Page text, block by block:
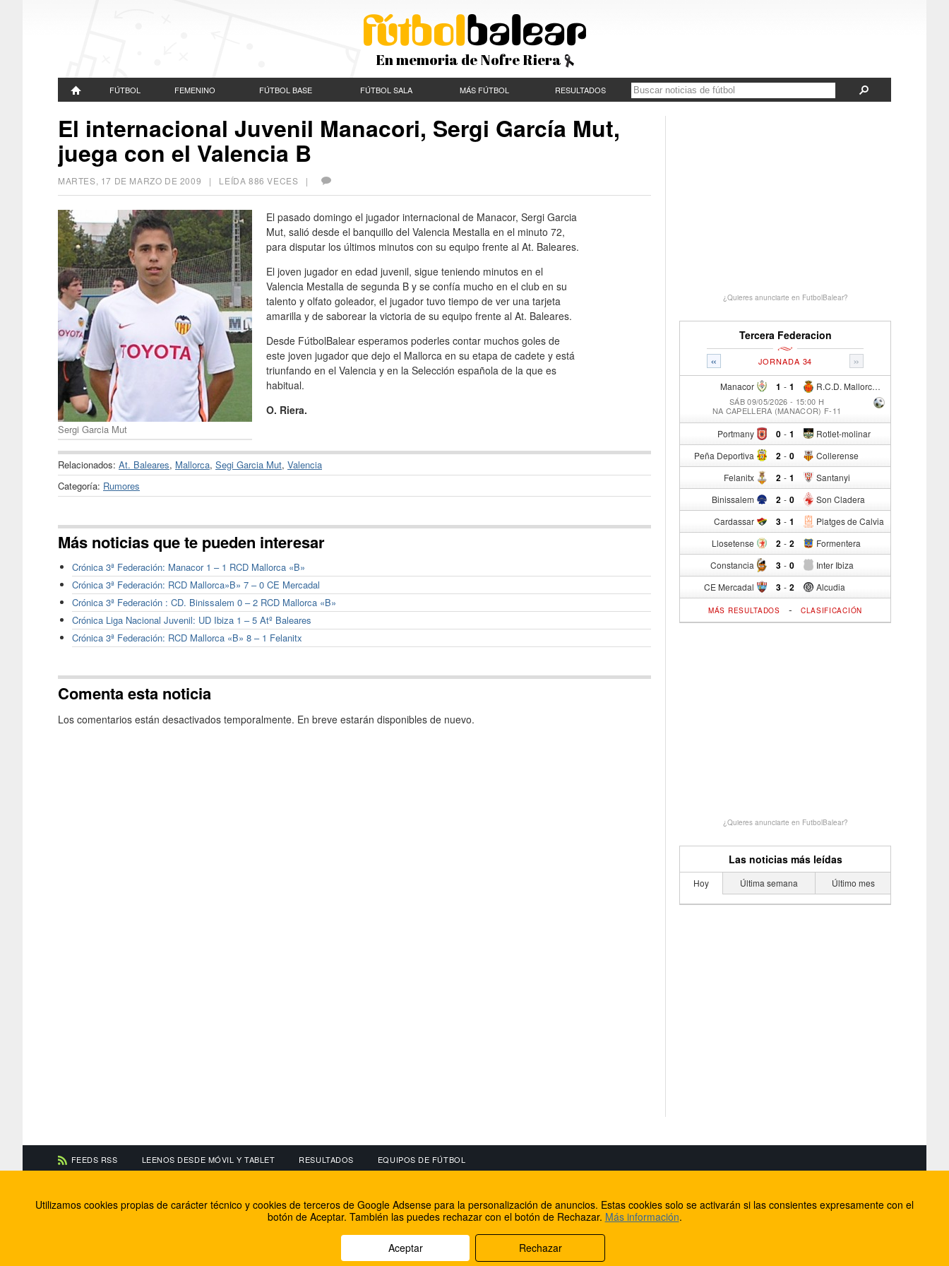
En memoria de Nofre Riera
FÚTBOL FEMENINO FÚTBOL BASE FÚTBOL SALA MÁS FÚTBOL RESULTADOS
El internacional Juvenil Manacori, Sergi García Mut,
juega con el Valencia B
MARTES, 17 DE MARZO DE 2009 | LEÍDA 886 VECES |
Sergi Garcia Mut
El pasado domingo el jugador internacional de Manacor, Sergi Garcia
Mut, salió desde el banquillo del Valencia Mestalla en el minuto 72,
para disputar los últimos minutos con su equipo frente al At. Baleares.
El joven jugador en edad juvenil, sigue teniendo minutos en el
Valencia Mestalla de segunda B y se confía mucho en el club en su
talento y olfato goleador, el jugador tuvo tiempo de ver una tarjeta
amarilla y de saborear la victoria de su equipo frente al At. Baleares.
Desde FútbolBalear esperamos poderles contar muchos goles de
este joven jugador que dejo el Mallorca en su etapa de cadete y está
triunfando en el Valencia y en la Selección española de la que es
habitual.
O. Riera.
Relacionados: At. Baleares, Mallorca, Segi Garcia Mut, Valencia
Categoría: Rumores
Más noticias que te pueden interesar
Crónica 3ª Federación: Manacor 1 – 1 RCD Mallorca «B»
Crónica 3ª Federación: RCD Mallorca»B» 7 – 0 CE Mercadal
Crónica 3ª Federación : CD. Binissalem 0 – 2 RCD Mallorca «B»
Crónica Liga Nacional Juvenil: UD Ibiza 1 – 5 Atº Baleares
Crónica 3ª Federación: RCD Mallorca «B» 8 – 1 Felanitx
Comenta esta noticia
Los comentarios están desactivados temporalmente. En breve estarán disponibles de nuevo.
¿Quieres anunciarte en FutbolBalear?
Tercera Federacion
« »
JORNADA 34
Manacor 1 - R.C.D. Mallorca Sad "B"
1
SÁB 09/05/2026 - 15:00 H
NA CAPELLERA (MANACOR) F-11
Portmany 0 - Rotlet-molinar
1
Peña Deportiva 2 - Collerense
0
Felanitx 2 - Santanyi
1
Binissalem 2 - Son Cladera
0
Cardassar 3 - Platges de Calvia
1
Llosetense 2 - Formentera
2
Constancia 3 - Inter Ibiza
0
CE Mercadal 3 - Alcudia
2
MÁS RESULTADOS - CLASIFICACIÓN
¿Quieres anunciarte en FutbolBalear?
Las noticias más leídas
Hoy Última semana Último mes
FEEDS RSS LEENOS DESDE MÓVIL Y TABLET RESULTADOS EQUIPOS DE FÚTBOL
Información de contacto
El equipo de FútbolBalear
Soluciones Corporativas IP
Facebook
Twitter
Internet Rural Mallorca
Registro de dominios
Utilizamos cookies propias de carácter técnico y cookies de terceros de Google Adsense para la personalización de anuncios. Estas cookies solo se activarán si las consientes expresamente con el
botón de Aceptar. También las puedes rechazar con el botón de Rechazar. Más información.
Aceptar Rechazar